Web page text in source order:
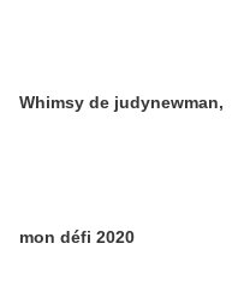
Whimsy de judynewman,
mon défi 2020